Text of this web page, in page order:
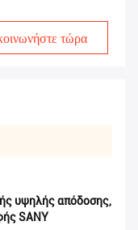
τώρα
υψηλής απόδοσης,
SANY